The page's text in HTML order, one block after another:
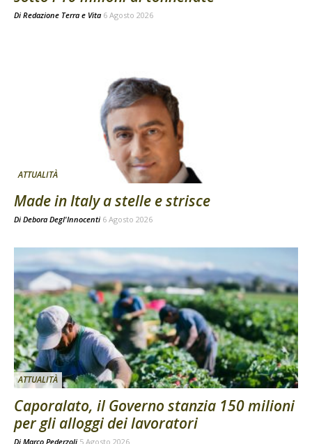
Di Redazione Terra e Vita 6 Agosto 2026
ATTUALITÀ
Made in Italy a stelle e strisce
Di Debora Degl'Innocenti 6 Agosto 2026
ATTUALITÀ
Caporalato, il Governo stanzia 150 milioni
per gli alloggi dei lavoratori
Di Marco Pederzoli 5 Agosto 2026